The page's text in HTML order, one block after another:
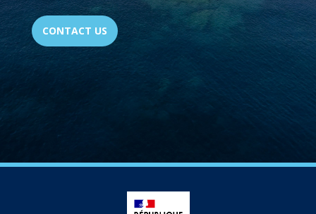
CONTACT US